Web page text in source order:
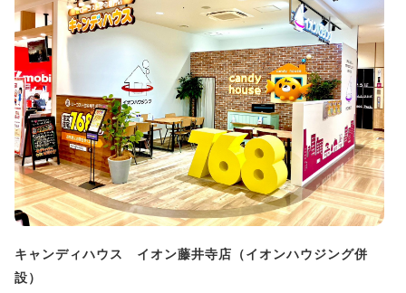
キャンディハウス イオン藤井寺店（イオンハウジング併
設）